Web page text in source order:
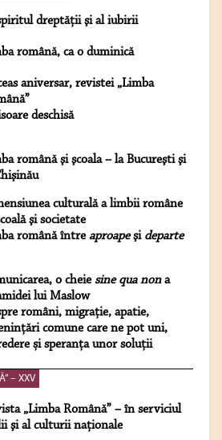
dreptăţii şi al iubirii
română, ca o duminică
aniversar, revistei „Limba
deschisă
română şi şcoala – la Bucureşti şi
culturală a limbii române
şi societate
română întreaproapeşi departe
o cheiesine qua nona
lui Maslow
români, migrație, apatie,
comune care ne pot uni,
și speranța unor soluții
– XXV
„Limba Română” – în serviciul
şi al culturii naţionale